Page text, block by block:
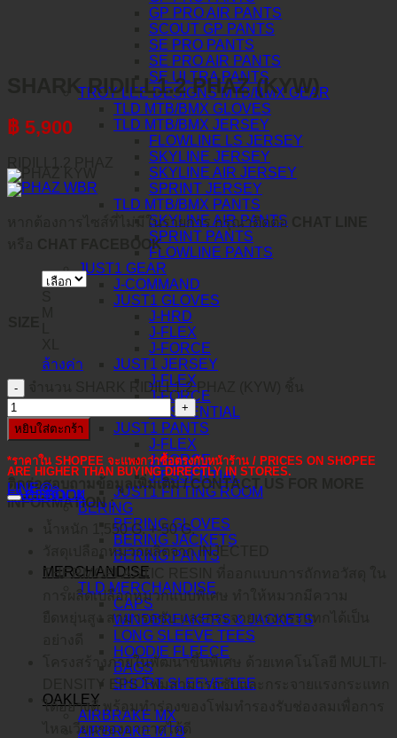
GP PRO AIR PANTS
SCOUT GP PANTS
SE PRO PANTS
SE PRO AIR PANTS
SE ULTRA PANTS
TROY LEE DESIGNS MTB/BMX GEAR
TLD MTB/BMX GLOVES
TLD MTB/BMX JERSEY
FLOWLINE LS JERSEY
SKYLINE JERSEY
SKYLINE AIR JERSEY
SPRINT JERSEY
TLD MTB/BMX PANTS
SKYLINE AIR PANTS
SPRINT PANTS
FLOWLINE PANTS
JUST1 GEAR
J-COMMAND
JUST1 GLOVES
J-HRD
J-FLEX
J-FORCE
JUST1 JERSEY
J-FLEX
J-FORCE
J-ESSENTIAL
JUST1 PANTS
J-FLEX
J-FORCE
J-ESSENTIAL
JUST1 FITTING ROOM
BERING
BERING GLOVES
BERING JACKETS
BERING PANTS
MERCHANDISE
TLD MERCHANDISE
CAPS
WINDBREAKERS & JACKETS
LONG SLEEVE TEES
HOODIE FLEECE
BAGS
SHORT SLEEVE TEE
OAKLEY
AIRBRAKE MX
AIRBRAKE MTB
SHARK RIDILL1.2 PHAZ (KYW)
฿ 5,900
หากต้องการไซส์ที่ไม่มีในรายการ กรุณาติดต่อ
CHAT FACEBOOK
ล้างค่า
จำนวน SHARK RIDILL1.2 PHAZ (KYW) ชิ้น
หยิบใส่ตะกร้า
*ราคาใน SHOPEE จะแพงกว่าซื้อตรงกับหน้าร้าน / PRICES ON SHOPEE
ARE HIGHER THAN BUYING DIRECTLY IN STORES.
ติดต่อสอบถามข้อมูลเพิ่มเติม / CONTACT US FOR MORE
INFORMATION :
LINE@
FACEBOOK
คำอธิบาย
น้ำหนัก 1,550 G. +-50 G.
วัสดุเปลือกหมวกผลิตจาก INJECTED
THERMOPLASTIC RESIN ที่ออกแบบการถักทอวัสดุ ใน
การผลิตเปลือกหมวกแบบพิเศษ ทำให้หมวกมีความ
ยืดหยุ่นสูง สามารถซับ และกระจายแรงกระแทกได้เป็น
โครงสร้างภายในพัฒนาขึ้นพิเศษ ด้วยเทคโนโลยี MULTI-
DENSITY EPS โฟมสามารถซับและกระจายแรงกระแทก
ได้อย่างดี พร้อมทำร่องของโฟมทำรองรับช่องลมเพื่อการ
ไหลเวียนของอากาศได้ดี